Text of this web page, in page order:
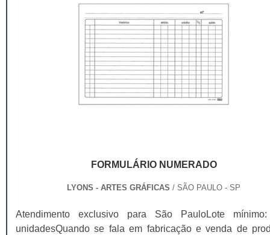
FORMULÁRIO NUMERADO
LYONS - ARTES GRÁFICAS / SÃO PAULO - SP
Atendimento exclusivo para São PauloLote
unidadesQuando se fala em fabricação e venda de